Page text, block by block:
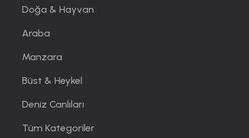
Doğa & Hayvan
Araba
Manzara
Büst & Heykel
Deniz Canlıları
Tüm Kategoriler